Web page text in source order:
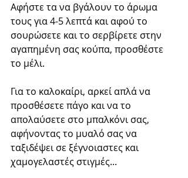
Αφήστε τα να βγάλουν το άρωμα
τους για 4-5 λεπτά και αφού το
σουρώσετε και το σερβίρετε στην
αγαπημένη σας κούπα, προσθέστε
το μέλι.
Για το καλοκαίρι, αρκεί απλά να
προσθέσετε πάγο και να το
απολαύσετε στο μπαλκόνι σας,
αφήνοντας το μυαλό σας να
ταξιδέψει σε ξέγνοιαστες και
χαμογελαστές στιγμές...